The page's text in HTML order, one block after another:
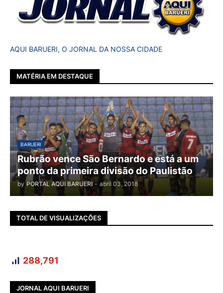
AQUI BARUERI, O JORNAL DA NOSSA CIDADE
MATÉRIA EM DESTAQUE
BARUERI
Rubrão vence São Bernardo e está a um
ponto da primeira divisão do Paulistão
by PORTAL AQUI BARUERI - abril 03, 2018
TOTAL DE VISUALIZAÇÕES
288,791
JORNAL AQUI BARUERI